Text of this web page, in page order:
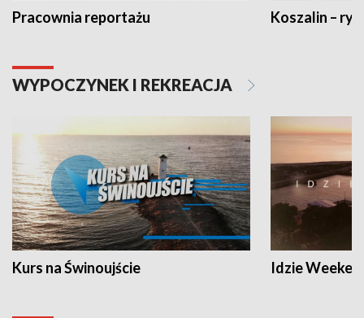
Pracownia reportażu Koszalin –
WYPOCZYNEK I REKREACJA
Kurs na Świnoujście Idzie